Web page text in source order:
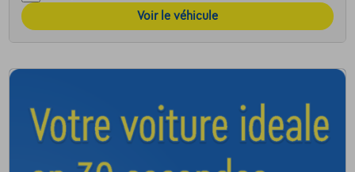
Voir le véhicule